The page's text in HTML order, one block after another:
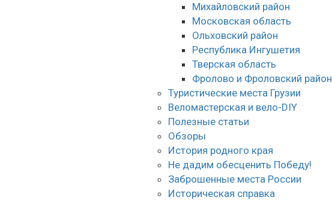
Михайловский район
Московская область
Ольховский район
Республика Ингушетия
Тверская область
Фролово и Фроловский район
Туристические места Грузии
Веломастерская и вело-DIY
Полезные статьи
Обзоры
История родного края
Не дадим обесценить Победу!
Заброшенные места России
Историческая справка